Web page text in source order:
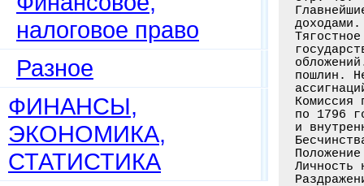
налоговое право
Разное
ФИНАНСЫ,
ЭКОНОМИКА,
СТАТИСТИКА